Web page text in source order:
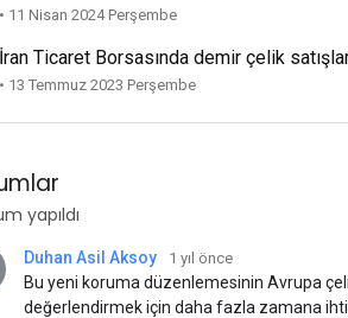
• 11 Nisan 2024 Perşembe
İran Ticaret Borsasında demir çelik
• 13 Temmuz 2023 Perşembe
yapıldı
Duhan Asil Aksoy 1 yıl önce
Bu yeni koruma düzenlemesinin Avrupa
değerlendirmek için daha fazla zamana